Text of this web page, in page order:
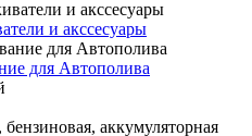
и акссесуары
для Автополива